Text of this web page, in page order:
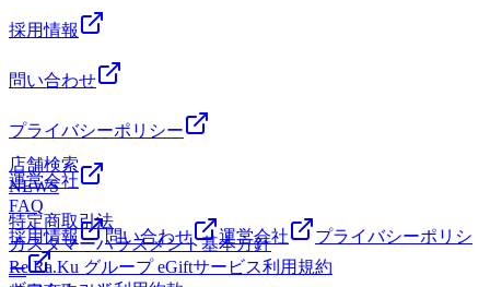
ベビーカーの持込み(横付け)でご利用頂けます！☆【アクセ
ス】JR飯田橋駅新西口改札から徒歩3分☆東京メトロ有楽町
線飯田橋駅、東西線飯田橋駅、南北線飯田橋駅、都営地下鉄
大江戸線飯田橋駅 からご来店いただけます♪神楽坂、九段下
受付20:30)土日祝 11:00～21:00(最終受付20:30)【場所】JR中
飯田橋サクラテラスの1階にございます☆
採用情報
問い合わせ
プライバシーポリシー
運営会社
特定商取引法
カスタマーハラスメント基本方針
Re.Ra.Ku グループ eGiftサービス利用規約
店舗検索
NEWS
FAQ
採用情報
問い合わせ 運営会社
プライバシーポリシ
ー